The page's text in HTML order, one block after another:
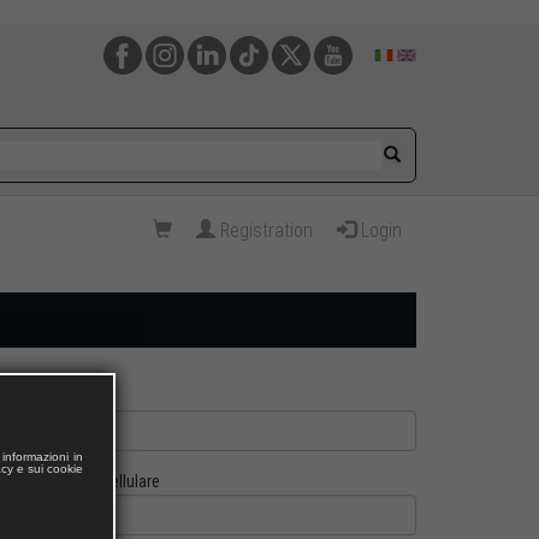
Registration Login
Cellulare
in
e sui cookie